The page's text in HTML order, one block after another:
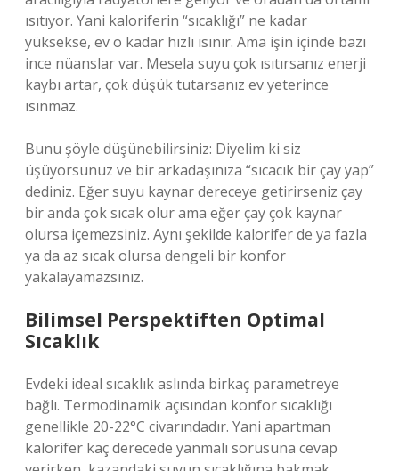
ısıtıyor. Yani kaloriferin “sıcaklığı” ne kadar
yüksekse, ev o kadar hızlı ısınır. Ama işin içinde bazı
ince nüanslar var. Mesela suyu çok ısıtırsanız enerji
kaybı artar, çok düşük tutarsanız ev yeterince
ısınmaz.
Bunu şöyle düşünebilirsiniz: Diyelim ki siz
üşüyorsunuz ve bir arkadaşınıza “sıcacık bir çay yap”
dediniz. Eğer suyu kaynar dereceye getirirseniz çay
bir anda çok sıcak olur ama eğer çay çok kaynar
olursa içemezsiniz. Aynı şekilde kalorifer de ya fazla
ya da az sıcak olursa dengeli bir konfor
yakalayamazsınız.
Bilimsel Perspektiften Optimal
Sıcaklık
Evdeki ideal sıcaklık aslında birkaç parametreye
bağlı. Termodinamik açısından konfor sıcaklığı
genellikle 20-22°C civarındadır. Yani apartman
kalorifer kaç derecede yanmalı sorusuna cevap